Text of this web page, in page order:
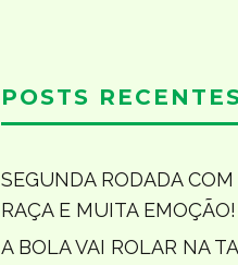
POSTS
SEGUNDA RODADA COM
RAÇA E MUITA EMOÇÃO!
A BOLA VAI ROLAR NA